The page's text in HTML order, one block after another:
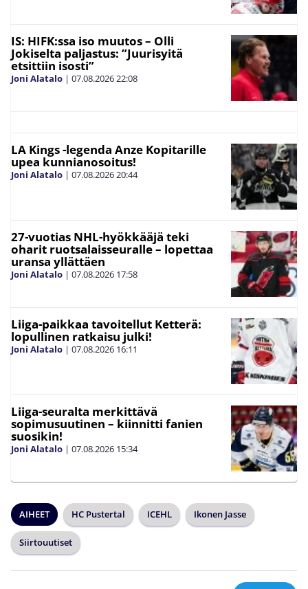
IS: HIFK:ssa iso muutos – Olli
Jokiselta paljastus: ”Juurisyitä
etsittiin isosti”
Joni Alatalo | 07.08.202622:08
LA Kings -legenda Anze Kopitarille
upea kunnianosoitus!
Joni Alatalo | 07.08.202620:44
27-vuotias NHL-hyökkääjä teki
oharit ruotsalaisseuralle – lopettaa
uransa yllättäen
Joni Alatalo | 07.08.2026 17:58
Liiga-paikkaa tavoitellut Ketterä:
lopullinen ratkaisu julki!
Joni Alatalo | 07.08.2026 16:11
Liiga-seuralta merkittävä
sopimusuutinen – kiinnitti fanien
suosikin!
Joni Alatalo | 07.08.2026 15:34
AIHEET HC Pustertal ICEHL Ikonen Jasse
Siirtouutiset